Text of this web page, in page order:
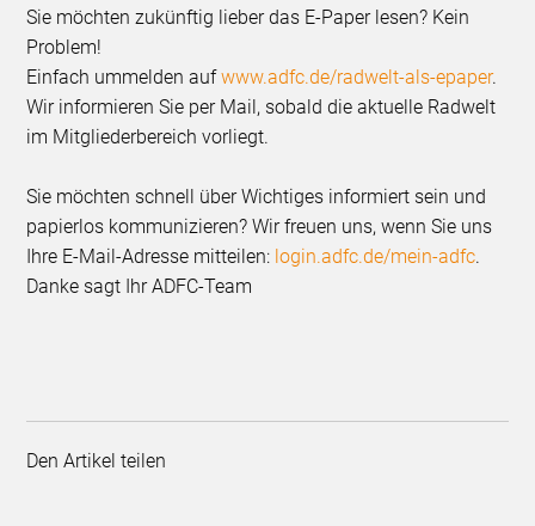
Sie möchten zukünftig lieber das E-Paper lesen? Kein
Problem!
Einfach ummelden aufwww.adfc.de/radwelt-als-epaper.
Wir informieren Sie per Mail, sobald die aktuelle Radwelt
im Mitgliederbereich vorliegt.
Sie möchten schnell über Wichtiges informiert sein und
papierlos kommunizieren? Wir freuen uns, wenn Sie uns
Ihre E-Mail-Adresse mitteilen: login.adfc.de/mein-adfc.
Danke sagt Ihr ADFC-Team
Den Artikel teilen